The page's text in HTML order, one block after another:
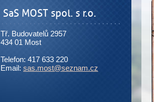
SaS MOST spol. s r.o.
Tř. Budovatelů 2957
434 01 Most
Telefon: 417 633 220
Email: sas.most@seznam.cz